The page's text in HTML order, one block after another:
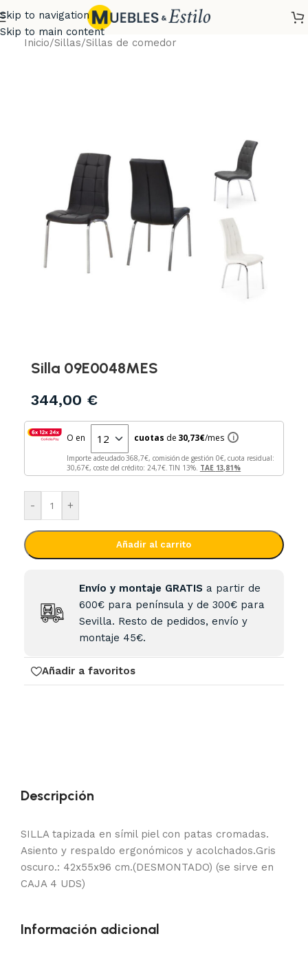
Skip to navigation
Skip to main content
Inicio/Sillas/Sillas de comedor
Silla 09E0048MES
344,00 €
O en cuotas de 30,73€/mes i
Importe adeudado368,7 €, comisión de gestión 0
€, cuota residual:
30,67
€, coste del crédito: 24,7€. TIN 13%. TAE 13,81%
- +
Añadir al carrito
Envío y montaje GRATIS a partir de
600€ para península y de 300€ para
Sevilla. Resto de pedidos, envío y
montaje 45€.
Añadir a favoritos
Descripción
SILLA tapizada en símil piel con patas cromadas.
Asiento y respaldo ergonómicos y acolchados.Gris
oscuro.: 42x55x96 cm.(DESMONTADO) (se sirve en
CAJA 4 UDS)
Información adicional